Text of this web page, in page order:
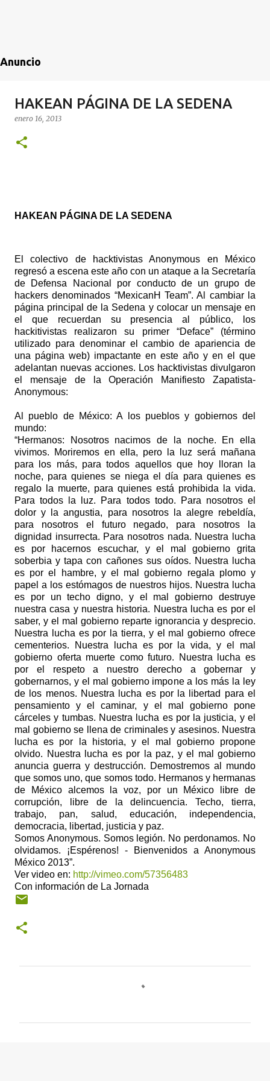
Anuncio
HAKEAN PÁGINA DE LA SEDENA
enero 16, 2013
HAKEAN PÁGINA DE LA SEDENA
El colectivo de hacktivistas Anonymous en México
regresó a escena este año con un ataque a la Secretaría
de Defensa Nacional por conducto de un grupo de
hackers denominados “MexicanH Team”. Al cambiar la
página principal de la Sedena y colocar un mensaje en
el que recuerdan su presencia al público, los
hackitivistas realizaron su primer “Deface” (término
utilizado para denominar el cambio de apariencia de
una página web) impactante en este año y en el que
adelantan nuevas acciones. Los hacktivistas divulgaron
el mensaje de la Operación Manifiesto Zapatista-
Anonymous:
Al pueblo de México: A los pueblos y gobiernos del
mundo:
“Hermanos: Nosotros nacimos de la noche. En ella
vivimos. Moriremos en ella, pero la luz será mañana
para los más, para todos aquellos que hoy lloran la
noche, para quienes se niega el día para quienes es
regalo la muerte, para quienes está prohibida la vida.
Para todos la luz. Para todos todo. Para nosotros el
dolor y la angustia, para nosotros la alegre rebeldía,
para nosotros el futuro negado, para nosotros la
dignidad insurrecta. Para nosotros nada. Nuestra lucha
es por hacernos escuchar, y el mal gobierno grita
soberbia y tapa con cañones sus oídos. Nuestra lucha
es por el hambre, y el mal gobierno regala plomo y
papel a los estómagos de nuestros hijos. Nuestra lucha
es por un techo digno, y el mal gobierno destruye
nuestra casa y nuestra historia. Nuestra lucha es por el
saber, y el mal gobierno reparte ignorancia y desprecio.
Nuestra lucha es por la tierra, y el mal gobierno ofrece
cementerios. Nuestra lucha es por la vida, y el mal
gobierno oferta muerte como futuro. Nuestra lucha es
por el respeto a nuestro derecho a gobernar y
gobernarnos, y el mal gobierno impone a los más la ley
de los menos. Nuestra lucha es por la libertad para el
pensamiento y el caminar, y el mal gobierno pone
cárceles y tumbas. Nuestra lucha es por la justicia, y el
mal gobierno se llena de criminales y asesinos. Nuestra
lucha es por la historia, y el mal gobierno propone
olvido. Nuestra lucha es por la paz, y el mal gobierno
anuncia guerra y destrucción. Demostremos al mundo
que somos uno, que somos todo. Hermanos y hermanas
de México alcemos la voz, por un México libre de
corrupción, libre de la delincuencia. Techo, tierra,
trabajo, pan, salud, educación, independencia,
democracia, libertad, justicia y paz.
Somos Anonymous. Somos legión. No perdonamos. No
olvidamos. ¡Espérenos! - Bienvenidos a Anonymous
México 2013”.
Ver video en: http://vimeo.com/57356483
Con información de La Jornada